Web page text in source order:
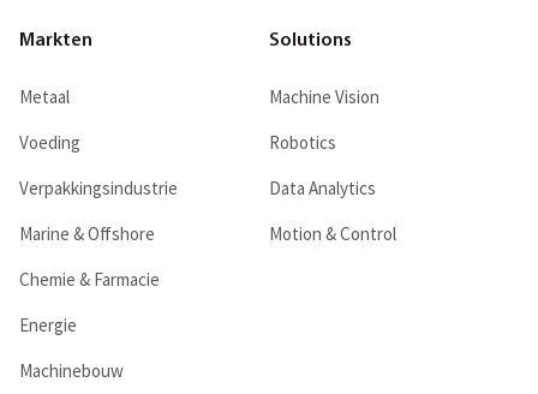
Markten
Metaal
Voeding
Verpakkingsindustrie
Marine & Offshore
Chemie & Farmacie
Energie
Machinebouw
Solutions
Machine Vision
Robotics
Data Analytics
Motion & Control